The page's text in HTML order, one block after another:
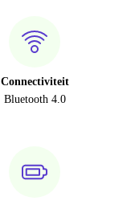
Connectiviteit
Bluetooth 4.0